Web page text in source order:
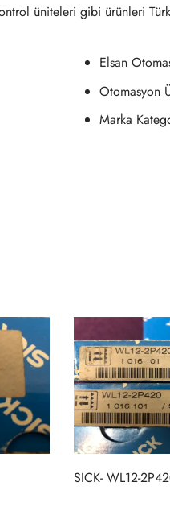
üniteleri gibi ürünleri
Elsan
Otomasyon
Marka
SICK- WL12-